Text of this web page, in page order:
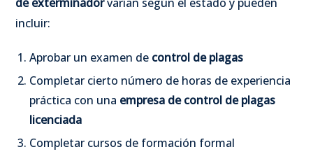
incluir:
Aprobar un examen de control de plagas
Completar cierto número de horas de experiencia
práctica con una empresa de control de plagas
licenciada
Completar cursos de formación formal